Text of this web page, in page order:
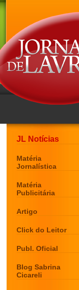
JL Notícias
Matéria
Jornalística
Matéria
Publicitária
Artigo
Click do Leitor
Publ. Oficial
Blog Sabrina
Cicareli